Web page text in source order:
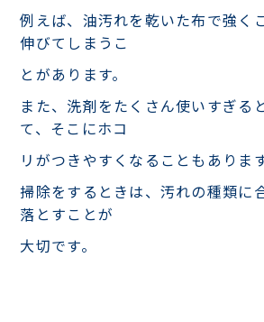
例えば、油汚れを乾いた布で強く
伸びてしまうこ
とがあります。
また、洗剤をたくさん使いすぎる
て、そこにホコ
リがつきやすくなることもあります
掃除をするときは、汚れの種類に
落とすことが
大切です。